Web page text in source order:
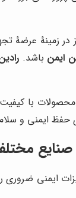
در زمینۀ عرضۀ
ایمن باشد.
محصولات با
حفظ ایمنی و
صنایع
ایمنی ضروری